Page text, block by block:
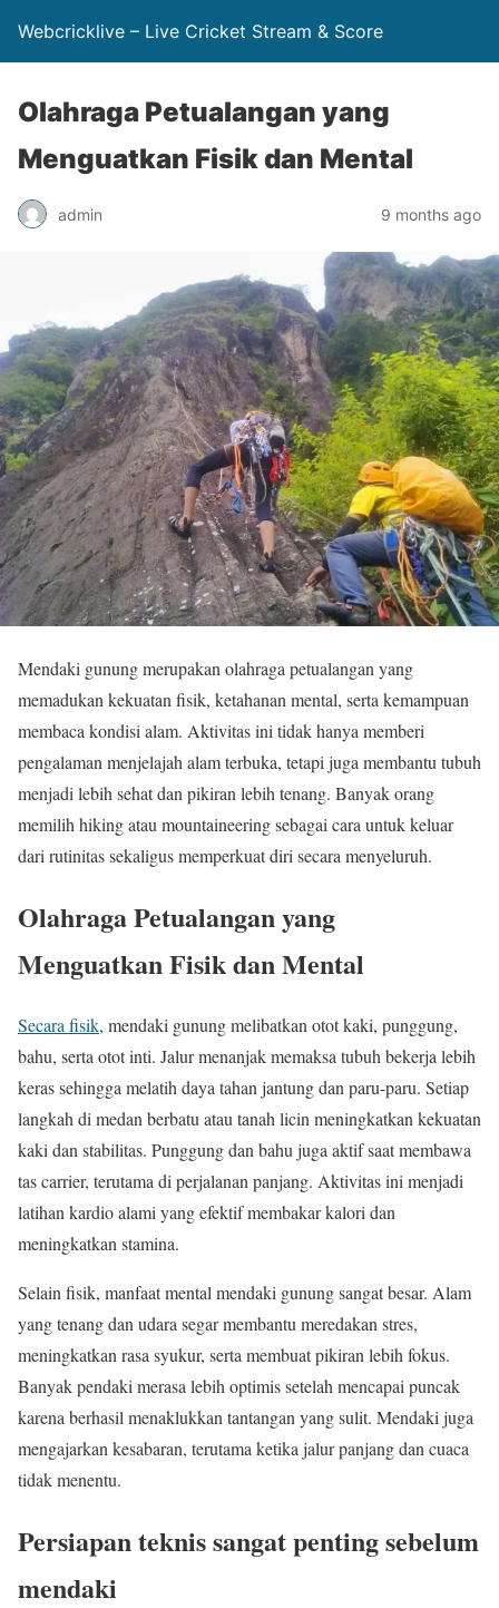
Webcricklive – Live Cricket Stream & Score
Olahraga Petualangan yang
Menguatkan Fisik dan Mental
admin 9 months ago
Mendaki gunung merupakan olahraga petualangan yang
memadukan kekuatan fisik, ketahanan mental, serta kemampuan
membaca kondisi alam. Aktivitas ini tidak hanya memberi
pengalaman menjelajah alam terbuka, tetapi juga membantu tubuh
menjadi lebih sehat dan pikiran lebih tenang. Banyak orang
memilih hiking atau mountaineering sebagai cara untuk keluar
dari rutinitas sekaligus memperkuat diri secara menyeluruh.
Olahraga Petualangan yang
Menguatkan Fisik dan Mental
Secara fisik, mendaki gunung melibatkan otot kaki, punggung,
bahu, serta otot inti. Jalur menanjak memaksa tubuh bekerja lebih
keras sehingga melatih daya tahan jantung dan paru-paru. Setiap
langkah di medan berbatu atau tanah licin meningkatkan kekuatan
kaki dan stabilitas. Punggung dan bahu juga aktif saat membawa
tas carrier, terutama di perjalanan panjang. Aktivitas ini menjadi
latihan kardio alami yang efektif membakar kalori dan
meningkatkan stamina.
Selain fisik, manfaat mental mendaki gunung sangat besar. Alam
yang tenang dan udara segar membantu meredakan stres,
meningkatkan rasa syukur, serta membuat pikiran lebih fokus.
Banyak pendaki merasa lebih optimis setelah mencapai puncak
karena berhasil menaklukkan tantangan yang sulit. Mendaki juga
mengajarkan kesabaran, terutama ketika jalur panjang dan cuaca
tidak menentu.
Persiapan teknis sangat penting sebelum
mendaki